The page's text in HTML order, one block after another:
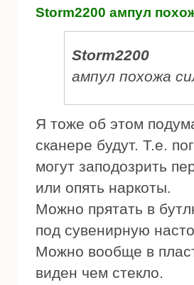
Storm2200 ампул
Storm2200
ампул похожа
Я тоже об этом
сканере будут. Т.е.
могут заподозрить
или опять наркоты.
Можно прятать в
под сувенирную
Можно вообще в
виден чем стекло.